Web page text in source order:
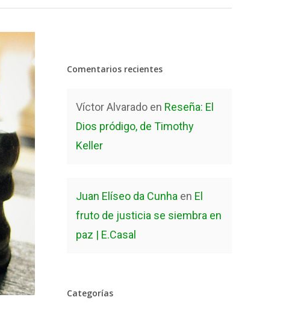
Comentarios recientes
Víctor Alvarado en Reseña: El
Dios pródigo, de Timothy
Keller
Juan Elíseo da Cunha en El
fruto de justicia se siembra en
paz | E.Casal
Categorías